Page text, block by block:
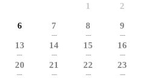
1 2
6 7
---
8
---
9
---
13
---
14
---
15
---
16
---
20
---
21
---
22
---
23
---